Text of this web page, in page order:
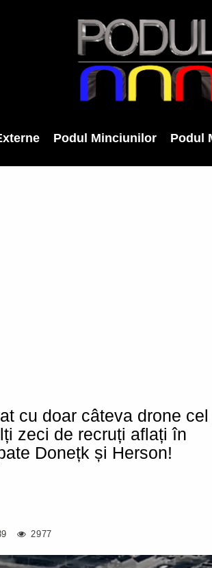
Podul Minciunilor Podul
cu doar câteva drone
zeci de recruți aflați în
Donețk și Herson!
2977